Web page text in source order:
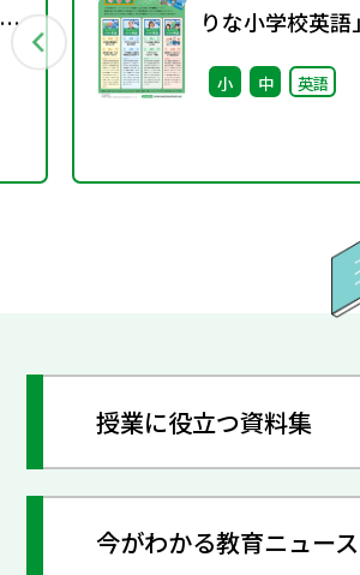
りな小学校英語
続エピソード配
らせ
小 中 英語
授業に役立つ資料集
今がわかる教育ニュース